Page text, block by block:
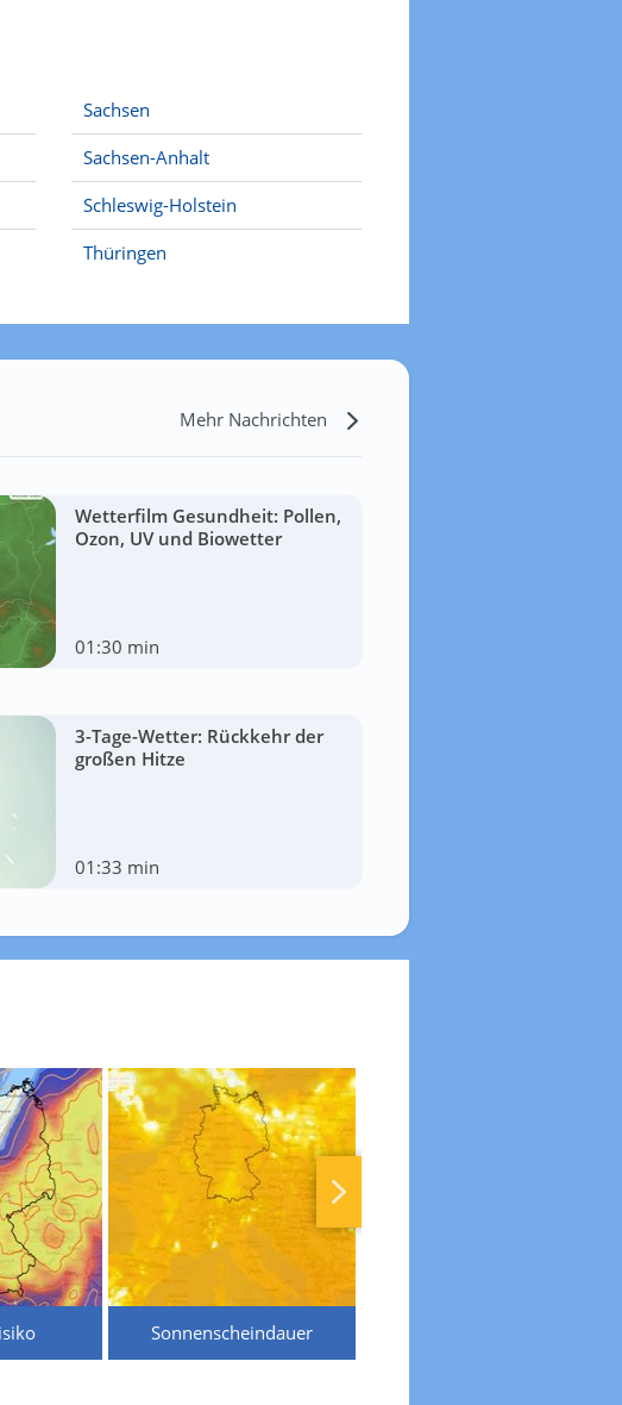
Sachsen
Sachsen-Anhalt
Schleswig-Holstein
Thüringen
Mehr Nachrichten
Wetterfilm Gesundheit: Pollen,
Ozon, UV und Biowetter
01:30 min
3-Tage-Wetter: Rückkehr der
großen Hitze
01:33 min
Sonnenscheindauer